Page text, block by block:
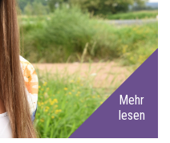
Mehr
lesen